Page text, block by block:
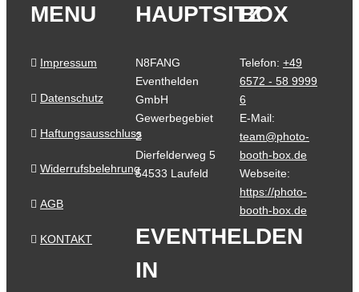
MENU
Impressum
Datenschutz
Haftungsausschluss
Widerrufsbelehrung
AGB
KONTAKT
HAUPTSITZ
N8FANG
Eventhelden
GmbH
Gewerbegebiet
2
Dierfelderweg 5
54533 Laufeld
BOX
Telefon: +49
6572 - 58 9999
6
E-Mail:
team@photo-
booth-box.de
Webseite:
https://photo-
booth-box.de
EVENTHELDEN
IN